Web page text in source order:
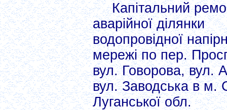
Капітальний
аварійної ділянки
водопровідної
мережі по пер.
вул. Говорова, вул.
вул. Заводська в м.
Луганської обл.